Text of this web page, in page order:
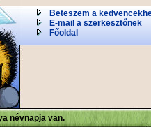
Beteszem a
E-mail a szerkesztőnek
Főoldal
névnapja van.